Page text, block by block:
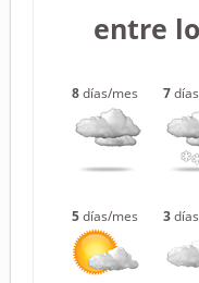
entre
8días/mes 7
5días/mes 3